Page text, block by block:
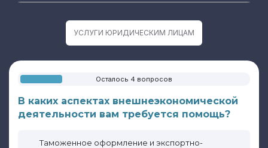
УСЛУГИ ЮРИДИЧЕСКИМ ЛИЦАМ
Осталось 4 вопросов
В каких аспектах внешнеэкономической
деятельности вам требуется помощь?
Таможенное оформление и экспортно-